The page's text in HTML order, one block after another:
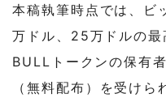
本稿執筆時点では、ビ
万ドル、25万ドルの
BULLトークンの保有
（無料配布）を受け